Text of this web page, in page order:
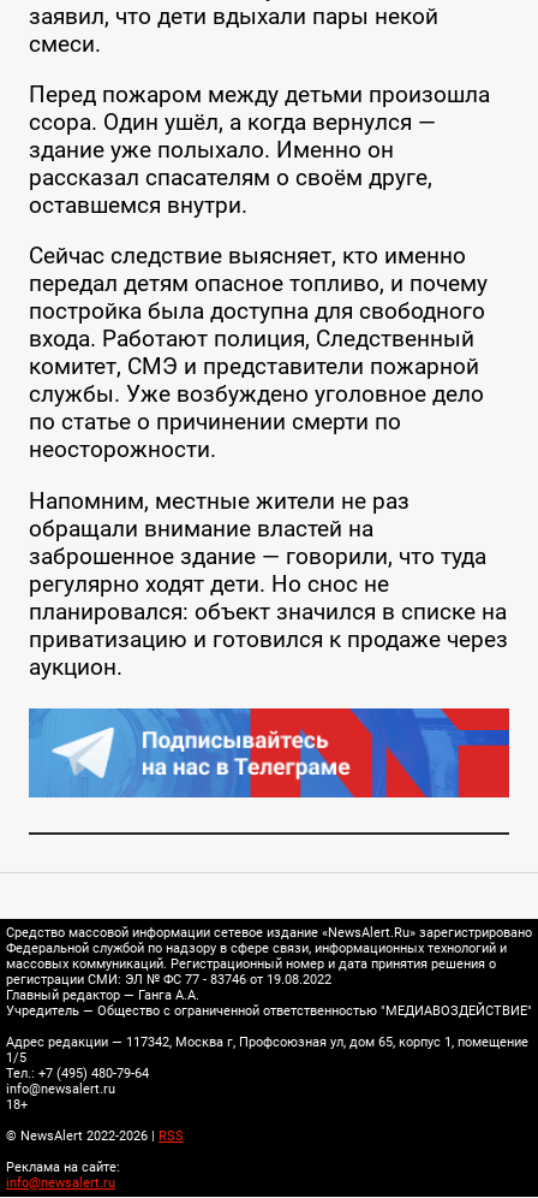
заявил, что дети вдыхали пары некой
смеси.
Перед пожаром между детьми произошла
ссора. Один ушёл, а когда вернулся —
здание уже полыхало. Именно он
рассказал спасателям о своём друге,
оставшемся внутри.
Сейчас следствие выясняет, кто именно
передал детям опасное топливо, и почему
постройка была доступна для свободного
входа. Работают полиция, Следственный
комитет, СМЭ и представители пожарной
службы. Уже возбуждено уголовное дело
по статье о причинении смерти по
неосторожности.
Напомним, местные жители не раз
обращали внимание властей на
заброшенное здание — говорили, что туда
регулярно ходят дети. Но снос не
планировался: объект значился в списке на
приватизацию и готовился к продаже через
аукцион.
Средство массовой информации сетевое издание «NewsAlert.Ru» зарегистрировано
Федеральной службой по надзору в сфере связи, информационных технологий и
массовых коммуникаций. Регистрационный номер и дата принятия решения о
регистрации СМИ: ЭЛ № ФС 77 - 83746 от 19.08.2022
Главный редактор — Ганга А.А.
Учредитель — Общество с ограниченной ответственностью "МЕДИАВОЗДЕЙСТВИЕ"
Адрес редакции — 117342, Москва г, Профсоюзная ул, дом 65, корпус 1, помещение
1/5
Тел.: +7 (495) 480-79-64
info@newsalert.ru
18+
© NewsAlert 2022-2026 |
RSS
Реклама на сайте:
info@newsalert.ru